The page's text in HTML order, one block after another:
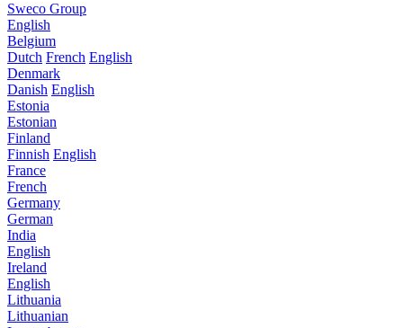
Sweco Group
English
Belgium
Dutch French English
Denmark
Danish English
Estonia
Estonian
Finland
Finnish English
France
French
Germany
German
India
English
Ireland
English
Lithuania
Lithuanian